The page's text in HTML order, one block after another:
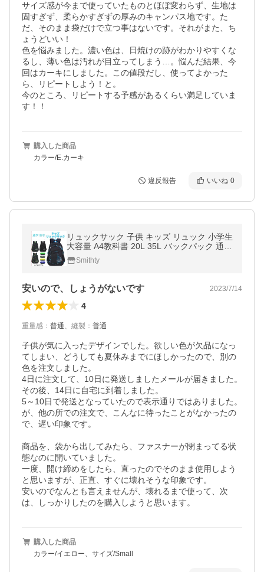
サイズ感が今まで使っていたものとほぼ変わらず、生地は
固すぎず、柔らかすぎずの厚みのキャンパス地です。た
だ、そのまま袋だけで立つ事はないです。それがまた、ち
ょうどいい！
色を悩みました。濃い色は、日焼けの跡がわかりやすくな
るし、薄い色は汚れが目立ってしまう…。悩んだ結果、今
回はカーキにしました。この値段だし、使ってよかった
ら、リピートしよう！と。
今のところ、リピートする予感があるくらい満足していま
す！！
購入した商品
カラー/E.カーキ
違反報告 いいね 0
リュックサック 子供 キッズ リュック 小学生
大容量 A4教科書 20L 35L バックパック 通学
防水 遠足 塾用 男子 女子
Smithty
安いので、しょうがないです 2023/7/14
4
重量感 ： 普通、 縫製 ： 普通
子供が気に入ったデザインでした。欲しい色が欠品になっ
てしまい、どうしても夏休みまでにほしかったので、別の
色を注文しました。
4日に注文して、10日に発送しましたメールが届きました。
その後、14日に自宅に到着しました。
5～10日で発送となっていたので表示通りではありました。
が、他の所での注文で、こんなに待ったことがなかったの
で、遅い印象です。
商品を、袋から出してみたら、ファスナーが閉まってる状
態なのに開いていました。
一度、開け締めをしたら、直ったのでそのまま使用しよう
と思いますが、正直、すぐに壊れそうな印象です。
安いのでなんとも言えませんが、壊れるまで使って、次
は、しっかりしたのを購入しようと思います。
購入した商品
カラー/イエロー、サイズ/Small